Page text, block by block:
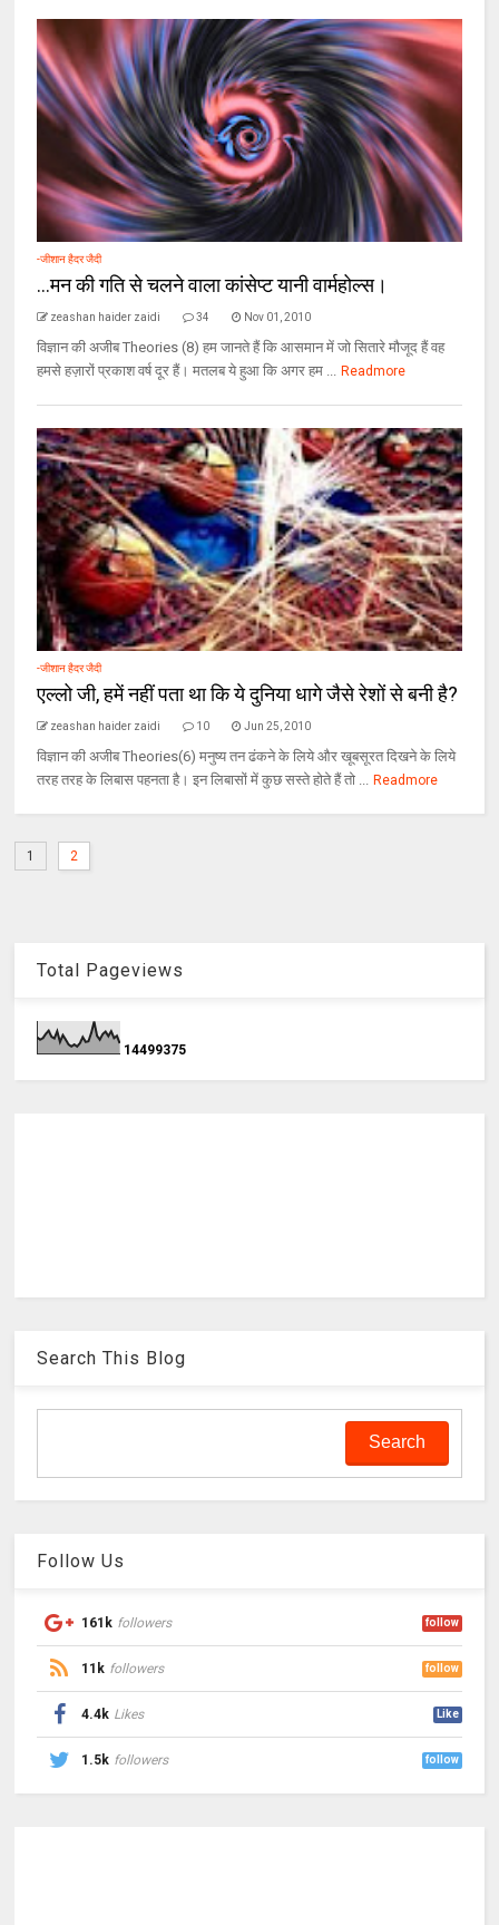
-जीशान हैदर जैदी
...मन की गति से चलने वाला कांसेप्ट यानी वार्महोल्स।
zeashan haider zaidi 34 Nov 01, 2010
विज्ञान की अजीब Theories (8) हम जानते हैं कि आसमान में जो सितारे मौजूद हैं वह
हमसे हज़ारों प्रकाश वर्ष दूर हैं। मतलब ये हुआ कि अगर हम ... Readmore
-जीशान हैदर जैदी
एल्लो जी, हमें नहीं पता था कि ये दुनिया धागे जैसे रेशों से बनी है?
zeashan haider zaidi 10 Jun 25, 2010
विज्ञान की अजीब Theories(6) मनुष्य तन ढंकने के लिये और खूबसूरत दिखने के लिये
तरह तरह के लिबास पहनता है। इन लिबासों में कुछ सस्ते होते हैं तो ... Readmore
1 2
Total Pageviews
14499375
Search This Blog
Follow Us
161k followers follow
11k followers follow
4.4k Likes Like
1.5k followers follow